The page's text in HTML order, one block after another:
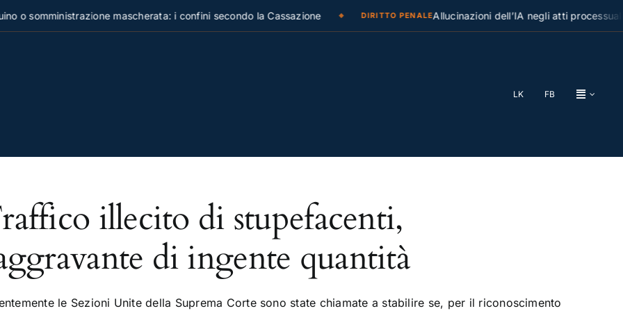
o somministrazione mascherata: i confini secondo la Cassazione DIRITTO PENALEAllucinazioni dell’IA negli atti
LK FB
illecito di stupefacenti,
di ingente quantità
le Sezioni Unite della Suprema Corte sono state chiamate a stabilire se, per il riconoscimento